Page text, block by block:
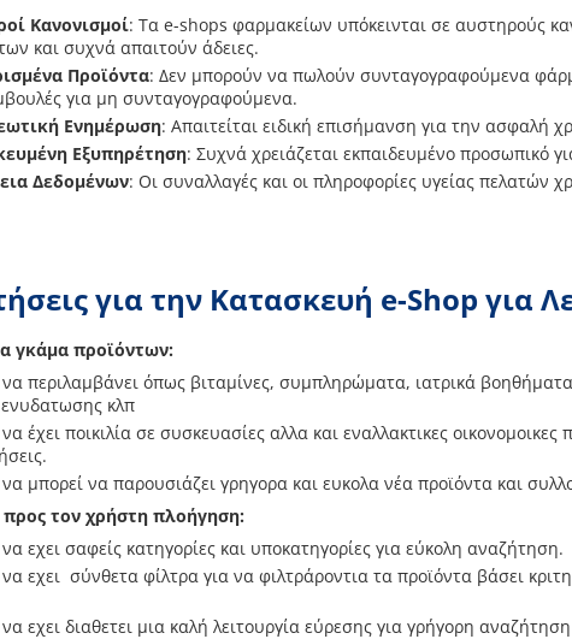
Κανονισμοί: Τα e-shops φαρμακείων υπόκεινται σε αυστηρούς
και συχνά απαιτούν άδειες.
Προϊόντα: Δεν μπορούν να πωλούν συνταγογραφούμενα
για μη συνταγογραφούμενα.
Ενημέρωση: Απαιτείται ειδική επισήμανση για την ασφαλή
Εξυπηρέτηση: Συχνά χρειάζεται εκπαιδευμένο προσωπικό
Δεδομένων: Οι συναλλαγές και οι πληροφορίες υγείας
για την Κατασκευή e-Shop για
γκάμα προϊόντων:
να περιλαμβάνει όπως βιταμίνες, συμπληρώματα, ιατρικά
ενυδατωσης κλπ
έχει ποικιλία σε συσκευασίες αλλα και εναλλακτικες οικονομοικες
μπορεί να παρουσιάζει γρηγορα και ευκολα νέα προϊόντα και
προς τον χρήστη πλοήγηση:
εχει σαφείς κατηγορίες και υποκατηγορίες για εύκολη αναζήτηση.
να εχει σύνθετα φίλτρα για να φιλτράροντια τα προϊόντα βάσει
εχει διαθετει μια καλή λειτουργία εύρεσης για γρήγορη